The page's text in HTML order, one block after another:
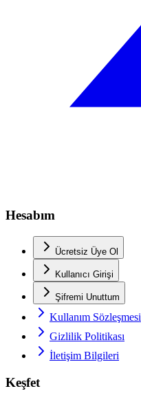
Hesabım
Ücretsiz Üye Ol
Kullanıcı Girişi
Şifremi Unuttum
Kullanım Sözleşmesi
Gizlilik Politikası
İletişim Bilgileri
Keşfet